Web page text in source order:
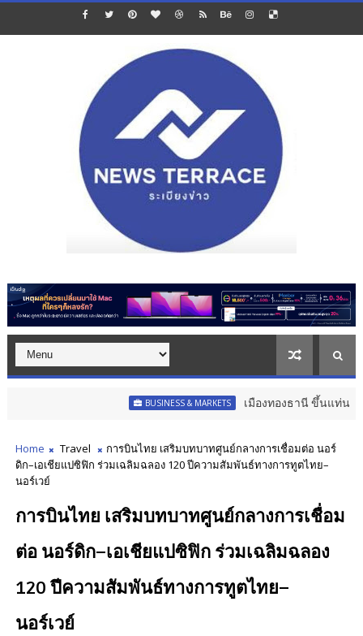
BUSINESS & MARKETS เมืองทองธานี ขึ้นแท่น เขตส่งเส
Home Travel
การบินไทย เสริมบทบาทศูนย์กลางการเชื่อมต่อ นอร์
ดิก–เอเชียแปซิฟิก ร่วมเฉลิมฉลอง 120 ปีความสัมพันธ์ทางการทูตไทย–
นอร์เวย์
การบินไทย เสริมบทบาทศูนย์กลางการเชื่อม
ต่อ นอร์ดิก–เอเชียแปซิฟิก ร่วมเฉลิมฉลอง
120 ปีความสัมพันธ์ทางการทูตไทย–
นอร์เวย์